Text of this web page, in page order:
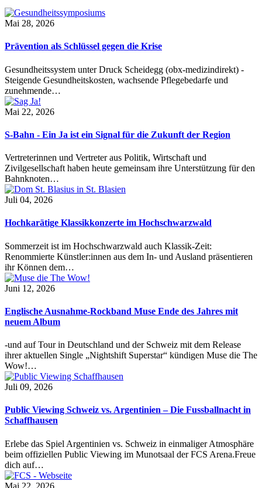
Mai 28, 2026
Prävention als Schlüssel gegen die Krise
Gesundheitssystem unter Druck Scheidegg (obx-medizindirekt) -
Steigende Gesundheitskosten, wachsende Pflegebedarfe und
zunehmende…
Mai 22, 2026
S-Bahn - Ein Ja ist ein Signal für die Zukunft der Region
Vertreterinnen und Vertreter aus Politik, Wirtschaft und
Zivilgesellschaft haben heute gemeinsam ihre Unterstützung für den
Bahnknoten…
Juli 04, 2026
Hochkarätige Klassikkonzerte im Hochschwarzwald
Sommerzeit ist im Hochschwarzwald auch Klassik-Zeit:
Renommierte Künstler:innen aus dem In- und Ausland präsentieren
ihr Können dem…
Juni 12, 2026
Englische Ausnahme-Rockband Muse Ende des Jahres mit
neuem Album
-und auf Tour in Deutschland und der Schweiz mit dem Release
ihrer aktuellen Single „Nightshift Superstar“ kündigen Muse die The
Wow!…
Juli 09, 2026
Public Viewing Schweiz vs. Argentinien – Die Fussballnacht in
Schaffhausen
Erlebe das Spiel Argentinien vs. Schweiz in einmaliger Atmosphäre
beim offiziellen Public Viewing im Munotsaal der FCS Arena.Freue
dich auf…
Mai 22, 2026